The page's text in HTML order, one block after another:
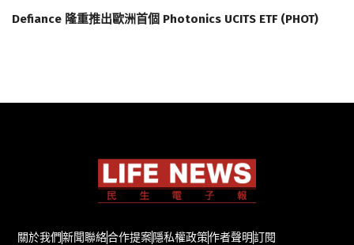
Defiance 隆重推出歐洲首個 Photonics UCITS ETF (PHOT)
關於我們新聞聯絡合作提案隱私權政策作者聲明訂閱